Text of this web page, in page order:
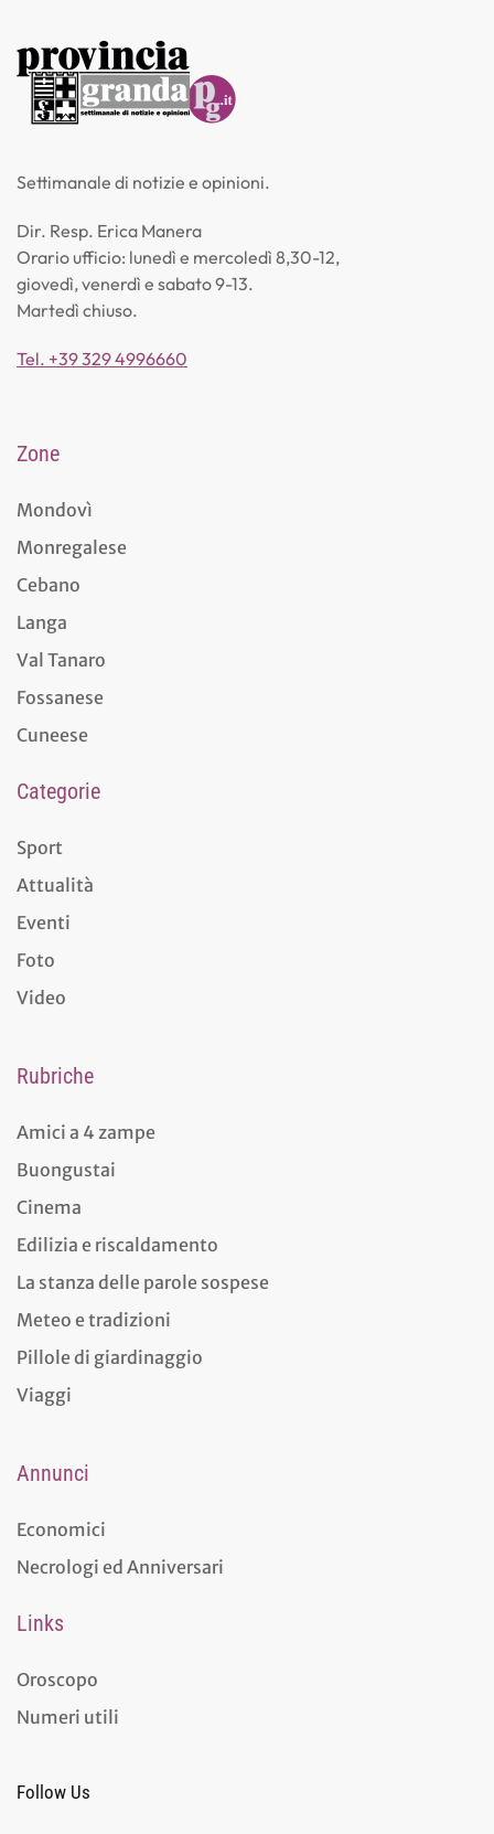
Settimanale di notizie e opinioni.
Dir. Resp. Erica Manera
Orario ufficio: lunedì e mercoledì 8,30-12,
giovedì, venerdì e sabato 9-13.
Martedì chiuso.
Tel. +39 329 4996660
Zone
Mondovì
Monregalese
Cebano
Langa
Val Tanaro
Fossanese
Cuneese
Categorie
Sport
Attualità
Eventi
Foto
Video
Rubriche
Amici a 4 zampe
Buongustai
Cinema
Edilizia e riscaldamento
La stanza delle parole sospese
Meteo e tradizioni
Pillole di giardinaggio
Viaggi
Annunci
Economici
Necrologi ed Anniversari
Links
Oroscopo
Numeri utili
Follow Us